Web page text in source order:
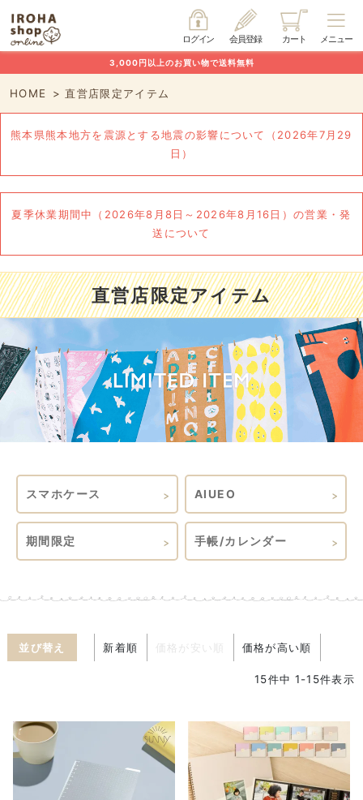
メニュー
カート
会員登録
ログイン
3,000円以上のお買い物で送料無料
HOME 直営店限定アイテム
熊本県熊本地方を震源とする地震の影響について（2026年7月29
日）
夏季休業期間中（2026年8月8日～2026年8月16日）の営業・発
送について
直営店限定アイテム
スマホケース AIUEO
期間限定 手帳/カレンダー
並び替え 新着順 価格が安い順 価格が高い順
15件中 1-15件表示